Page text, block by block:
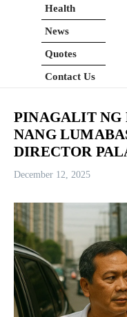
Health
News
Quotes
Contact Us
PINAGALIT
NANG
DIRECTOR
December 12, 2025